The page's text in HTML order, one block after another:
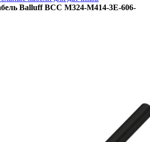
Balluff BCC M324-M414-3E-606-